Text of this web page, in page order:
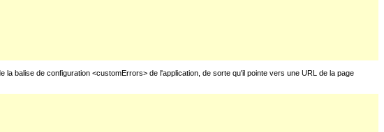
balise de configuration <customErrors> de l'application, de sorte qu'il pointe vers une URL de la page